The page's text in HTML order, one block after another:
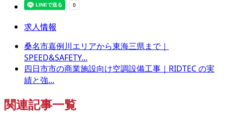
求人情報
桑名市嘉例川エリアから東海三県まで｜
SPEED&SAFETY...
四日市市の商業施設向け空調設備工事｜RIDTEC の実
績と強...
関連記事一覧